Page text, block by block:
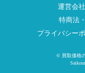
運営会
特商法
プライバシー
© 買取価格